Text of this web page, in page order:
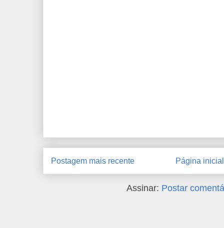
Postagem mais recente Página inicial
Assinar: Postar